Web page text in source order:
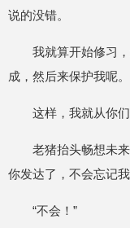
说的没错。
我就算开始修习
成，然后来保护我呢。
这样，我就从你
老猪抬头畅想未
你发达了，不会忘记
“不会！”